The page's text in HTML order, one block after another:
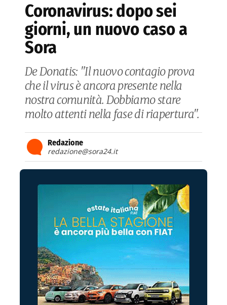
Coronavirus: dopo sei
giorni, un nuovo caso a
Sora
De Donatis: "Il nuovo contagio prova
che il virus è ancora presente nella
nostra comunità. Dobbiamo stare
molto attenti nella fase di riapertura".
Redazione
redazione@sora24.it